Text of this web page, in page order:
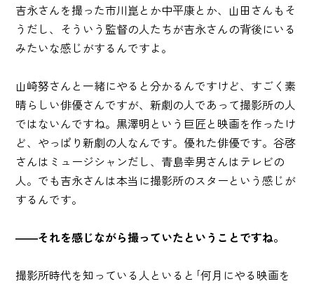
吉永さんを撮った市川崑とか中平康とか、山田さんもそ
うだし、そういう監督の人たちが吉永さんの背後にいる
みたいな感じがするんですよ。
山崎努さんと一緒にやると分かるんですけど、すごく素
晴らしい俳優さんですが、新劇の人であって撮影所の人
ではないんですね。黒澤明という巨匠と映画を作ったけ
ど、やっぱり新劇の人なんです。優れた俳優です。谷啓
さんはミュージシャンだし、青島幸男さんはテレビの
人。でも吉永さんは本当に撮影所のスターという感じが
するんです。
――それを感じながら撮っていたということですね。
撮影所時代を知っている人といると｢何月にやる映画を